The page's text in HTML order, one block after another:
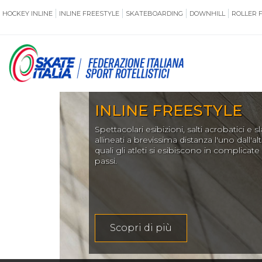
HOCKEY INLINE INLINE FREESTYLE SKATEBOARDING DOWNHILL ROLLER
ANTIDOPING